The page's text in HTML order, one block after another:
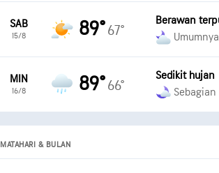
SAB
15/8 89° 67°
Berawan
MIN
16/8 89° 66°
Sedikit hujan
MATAHARI & BULAN